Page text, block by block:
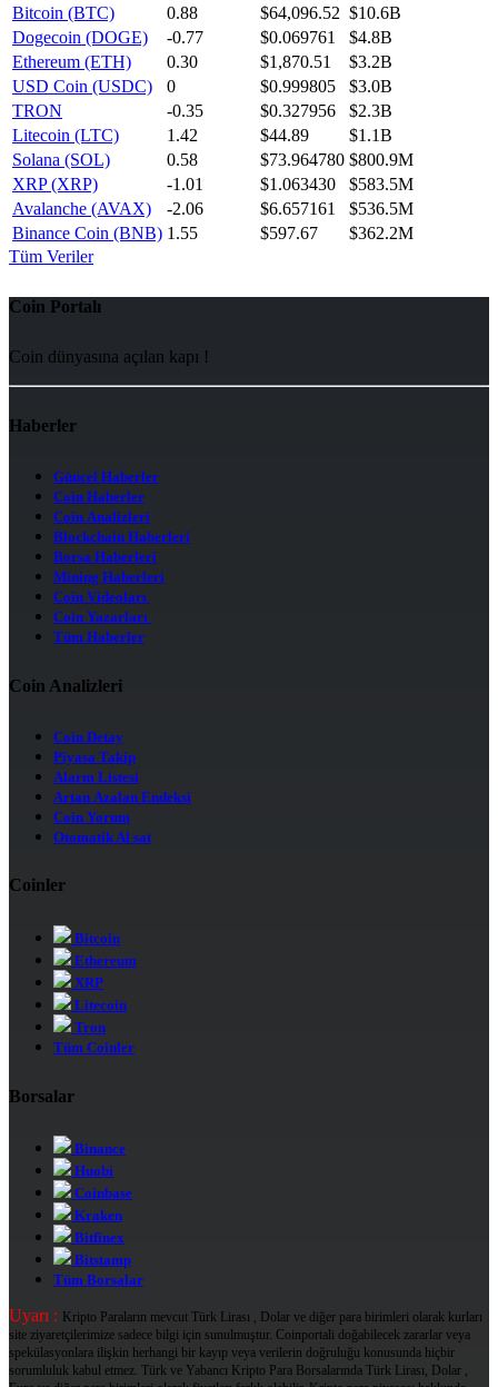
Bitcoin (BTC)
0.88 $64,096.52 $10.6B
Dogecoin (DOGE)
-0.77 $0.069761
$4.8B
Ethereum (ETH)
0.30 $1,870.51
$3.2B
USD Coin (USDC)
0 $0.999805
$3.0B
TRON
-0.35 $0.327956
$2.3B
Litecoin (LTC)
1.42 $44.89
$1.1B
Solana (SOL)
0.58 $73.964780 $800.9M
XRP (XRP)
-1.01 $1.063430
$583.5M
Avalanche (AVAX)
-2.06 $6.657161
$536.5M
Binance Coin (BNB) 1.55 $597.67
$362.2M
Tüm Veriler
Coin Portalı
Coin dünyasına açılan kapı !
Haberler
Güncel Haberler
Coin Haberler
Coin Analizleri
Blockchain Haberleri
Borsa Haberleri
Mining Haberleri
Coin Videoları
Coin Yazarları
Tüm Haberler
Coin Analizleri
Coin Detay
Piyasa Takip
Alarm Listesi
Artan Azalan Endeksi
Coin Yorum
Otomatik Al sat
Coinler
Bitcoin
Ethereum
XRP
Litecoin
Tron
Tüm Coinler
Borsalar
Binance
Huobi
Coinbase
Kraken
Bitfinex
Bitstamp
Tüm Borsalar
Uyarı : Kripto Paraların mevcut Türk Lirası , Dolar ve diğer para birimleri olarak kurları
site ziyaretçilerimize sadece bilgi için sunulmuştur. Coinportali doğabilecek zararlar veya
spekülasyonlara ilişkin herhangi bir kayıp veya verilerin doğruluğu konusunda hiçbir
sorumluluk kabul etmez. Türk ve Yabancı Kripto Para Borsalarında Türk Lirası, Dolar ,